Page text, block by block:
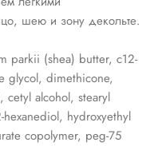
шею и зону декольте.
parkii (shea) butter, c12-
glycol, dimethicone,
cetyl alcohol, stearyl
hydroxyethyl
copolymer, peg-75